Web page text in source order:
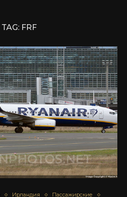
TAG: FRF
Ирландия
Пассажирские